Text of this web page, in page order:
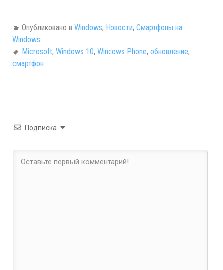
Опубликовано в Windows, Новости, Смартфоны на
Windows
Microsoft, Windows 10, Windows Phone, обновление,
смартфон
Подписка